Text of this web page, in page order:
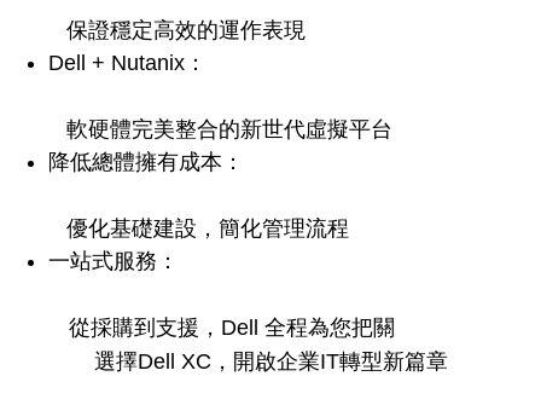
保證穩定高效的運作表現
Dell + Nutanix：
軟硬體完美整合的新世代虛擬平台
降低總體擁有成本：
優化基礎建設，簡化管理流程
一站式服務：
從採購到支援，Dell 全程為您把關
選擇Dell XC，開啟企業IT轉型新篇章